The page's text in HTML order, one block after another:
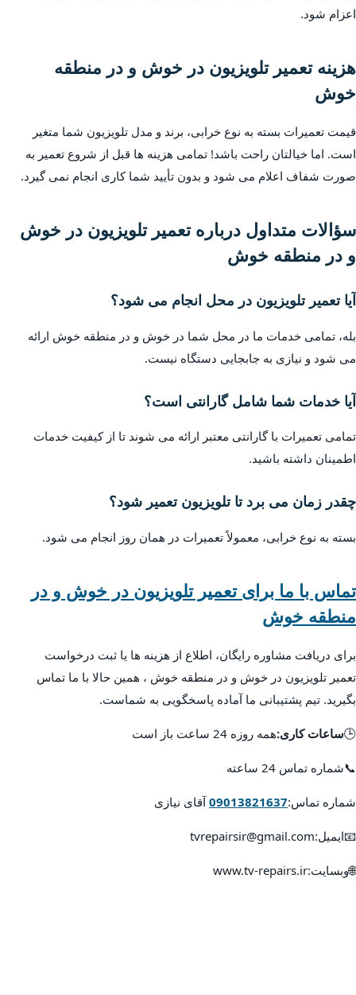
اعزام شود.
هزینه تعمیر تلویزیون در خوش و در منطقه
خوش
قیمت تعمیرات بسته به نوع خرابی، برند و مدل تلویزیون شما متغیر
است. اما خیالتان راحت باشد! تمامی هزینه ها قبل از شروع تعمیر به
صورت شفاف اعلام می شود و بدون تأیید شما کاری انجام نمی گیرد.
سؤالات متداول درباره تعمیر تلویزیون در خوش
و در منطقه خوش
آیا تعمیر تلویزیون در محل انجام می شود؟
بله، تمامی خدمات ما در محل شما در خوش و در منطقه خوش ارائه
می شود و نیازی به جابجایی دستگاه نیست.
آیا خدمات شما شامل گارانتی است؟
تمامی تعمیرات با گارانتی معتبر ارائه می شوند تا از کیفیت خدمات
اطمینان داشته باشید.
چقدر زمان می برد تا تلویزیون تعمیر شود؟
بسته به نوع خرابی، معمولاً تعمیرات در همان روز انجام می شود.
تماس با ما برای تعمیر تلویزیون در خوش و در
منطقه خوش
برای دریافت مشاوره رایگان، اطلاع از هزینه ها یا ثبت درخواست
تعمیر تلویزیون در خوش و در منطقه خوش ، همین حالا با ما تماس
بگیرید. تیم پشتیبانی ما آماده پاسخگویی به شماست.
🕒ساعات کاری:همه روزه 24 ساعت باز است
📞شماره تماس 24 ساعته
شماره تماس:09013821637آقای نیازی
📧ایمیل:tvrepairsir@gmail.com
🌐وبسایت:www.tv-repairs.ir